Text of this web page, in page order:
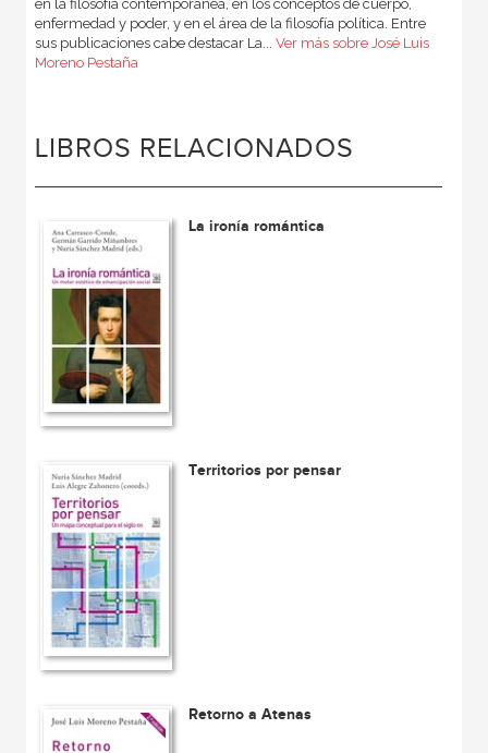
en la filosofía contemporánea, en los conceptos de cuerpo,
enfermedad y poder, y en el área de la filosofía política. Entre
sus publicaciones cabe destacar La... Ver más sobre José Luis
Moreno Pestaña
LIBROS RELACIONADOS
La ironía romántica
Territorios por pensar
Retorno a Atenas